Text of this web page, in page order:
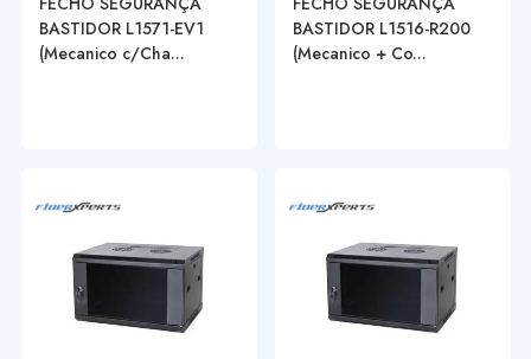
BASTIDOR L1571-EV1
(Mecanico c/Cha...
BASTIDOR L1516-R200
(Mecanico + Co...